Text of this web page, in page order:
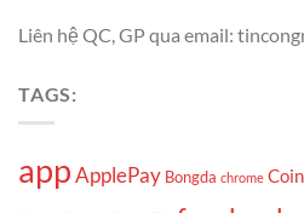
Liên hệ QC, GP qua email:
TAGS:
appApplePay Bongda chrome